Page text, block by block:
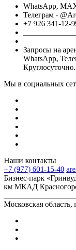
WhatsApp,
Телеграм -
+7 926 341-12-
Запросы на
WhatsApp,
Круглосуточно.
Мы в социальных
Наши контакты
+7 (977) 601-15-40
Бизнес-парк
км МКАД
Московская область,